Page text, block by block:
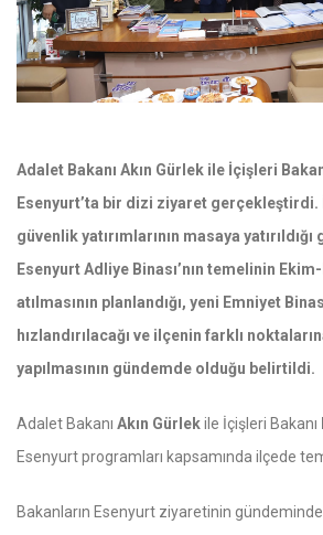
Adalet Bakanı Akın Gürlek ile İçişleri
Esenyurt’ta bir dizi ziyaret gerçekleştirdi.
güvenlik yatırımlarının masaya
Esenyurt Adliye Binası’nın temelinin
atılmasının planlandığı, yeni Emniyet
hızlandırılacağı ve ilçenin farklı
yapılmasının gündemde olduğu belirtildi.
Adalet Bakanı Akın Gürlekile İçişleri Bakanı
Esenyurt programları kapsamında ilçede
Bakanların Esenyurt ziyaretinin